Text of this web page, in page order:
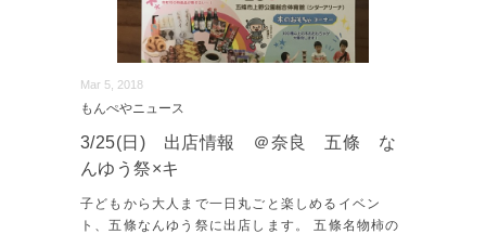
Mar 5, 2018
もんぺやニュース
3/25(日) 出店情報 ＠奈良 五條 な
んゆう祭×キ
子どもから大人まで一日丸ごと楽しめるイベン
ト、五條なんゆう祭に出店します。 五條名物柿の